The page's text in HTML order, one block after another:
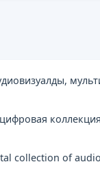
collection of